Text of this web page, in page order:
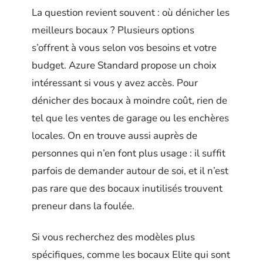
La question revient souvent : où dénicher les
meilleurs bocaux ? Plusieurs options
s’offrent à vous selon vos besoins et votre
budget. Azure Standard propose un choix
intéressant si vous y avez accès. Pour
dénicher des bocaux à moindre coût, rien de
tel que les ventes de garage ou les enchères
locales. On en trouve aussi auprès de
personnes qui n’en font plus usage : il suffit
parfois de demander autour de soi, et il n’est
pas rare que des bocaux inutilisés trouvent
preneur dans la foulée.
Si vous recherchez des modèles plus
spécifiques, comme les bocaux Elite qui sont